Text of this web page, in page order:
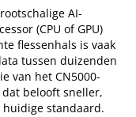
AI-
(CPU of GPU)
flessenhals is vaak
tussen duizenden
van het CN5000-
belooft sneller,
standaard.